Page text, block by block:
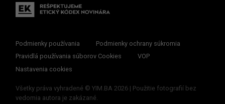
Podmienky používania
Podmienky ochrany súkromia
Pravidlá používania súborov Cookies
VOP
Nastavenia cookies
Všetky práva vyhradené © YIM.BA 2026 | Použitie fotografií bez
vedomia autora je zakázané.